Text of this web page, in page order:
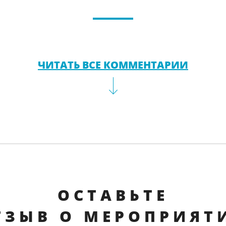
ЧИТАТЬ ВСЕ КОММЕНТАРИИ
ОСТАВЬТЕ
О